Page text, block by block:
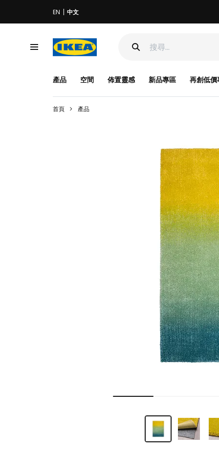
EN 中文
產品 空間 佈置靈感 新品專區 再創低價
首頁 產品